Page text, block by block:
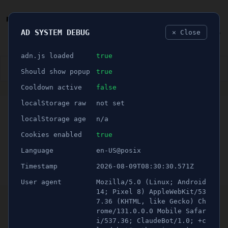
👮🏻‍♂️ BLÅLJUS ÅSIKTER SPORT
ANNONS
Skärpt straff för
Tinderrånet i hovrätten
Publicerad 23 november 2021 01:00
Uppdaterad 16 juni 2026 23:02
Bild/Foto: Ur polisens utredningsmaterial.
Det ungdomsgäng som i tingsrätten dömdes för rån
AD SYSTEM DEBUG ✕ Close
adn.js loaded true
Should show popup true
Cooldown active false
localStorage raw not set
localStorage age n/a
Cookies enabled true
Language en-US@posix
Timestamp 2026-08-09T08:30:30.571Z
User agent
Mozilla/5.0 (Linux; Android
14; Pixel 8) AppleWebKit/53
7.36 (KHTML, like Gecko) Ch
rome/131.0.0.0 Mobile Safar
i/537.36; ClaudeBot/1.0; +c